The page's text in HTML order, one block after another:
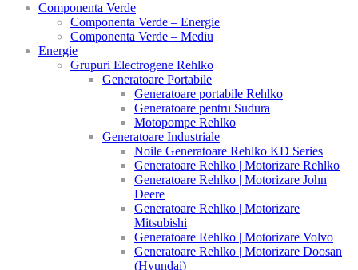
Componenta Verde
Componenta Verde – Energie
Componenta Verde – Mediu
Energie
Grupuri Electrogene Rehlko
Generatoare Portabile
Generatoare portabile Rehlko
Generatoare pentru Sudura
Motopompe Rehlko
Generatoare Industriale
Noile Generatoare Rehlko KD Series
Generatoare Rehlko | Motorizare Rehlko
Generatoare Rehlko | Motorizare John
Deere
Generatoare Rehlko | Motorizare
Mitsubishi
Generatoare Rehlko | Motorizare Volvo
Generatoare Rehlko | Motorizare Doosan
(Hyundai)